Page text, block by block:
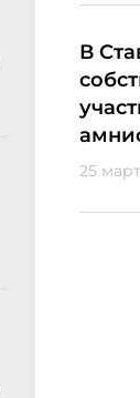
В
25